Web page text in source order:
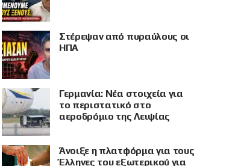
Στέρεψαν από πυραύλους οι
ΗΠΑ
Γερμανία: Νέα στοιχεία για
το περιστατικό στο
αεροδρόμιο της Λειψίας
Άνοιξε η πλατφόρμα για τους
Έλληνες του εξωτερικού για